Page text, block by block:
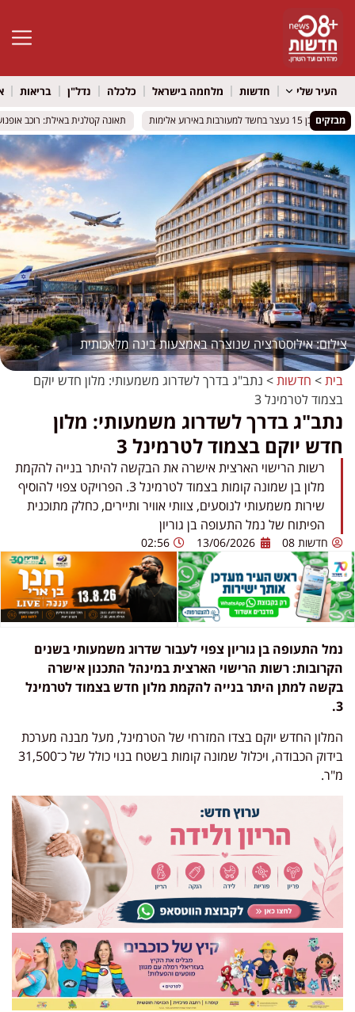
פתח
העיר שלי חדשות מלחמה בישראל כלכלה נדל"ן בריאות
מבזקים
בן 15 נעצר בחשד למעורבות באירוע אלימות
בן 15 נעצר בחשד למעורבות באירוע אלימות תאונה קטלנית באילת: רוכב אופנוע
תאונה קטלנית באילת: רוכב אופנוע
אילוסטרציה שנוצרה באמצעות בינה מלאכותית
בית> חדשות> נתב"ג בדרך לשדרוג משמעותי: מלון חדש יוקם
בצמוד לטרמינל 3
נתב"ג בדרך לשדרוג משמעותי: מלון
חדש יוקם בצמוד לטרמינל 3
רשות הרישוי הארצית אישרה את הבקשה להיתר בנייה להקמת
מלון בן שמונה קומות בצמוד לטרמינל 3. הפרויקט צפוי להוסיף
שירות משמעותי לנוסעים, צוותי אוויר ותיירים, כחלק מתוכנית
הפיתוח של נמל התעופה בן גוריון
חדשות 08 13/06/2026
02:56
נמל התעופה בן גוריון צפוי לעבור שדרוג משמעותי בשנים
הקרובות: רשות הרישוי הארצית במינהל התכנון אישרה
בקשה למתן היתר בנייה להקמת מלון חדש בצמוד לטרמינל
3.
המלון החדש יוקם בצדו המזרחי של הטרמינל, מעל מבנה מערכת
בידוק הכבודה, ויכלול שמונה קומות בשטח בנוי כולל של כ־31,500
מ"ר.